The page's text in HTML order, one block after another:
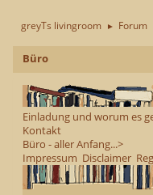
greyTs livingroom ► Forum
Büro
Einladung und worum es
Kontakt
Büro - aller Anfang...>
Impressum Disclaimer